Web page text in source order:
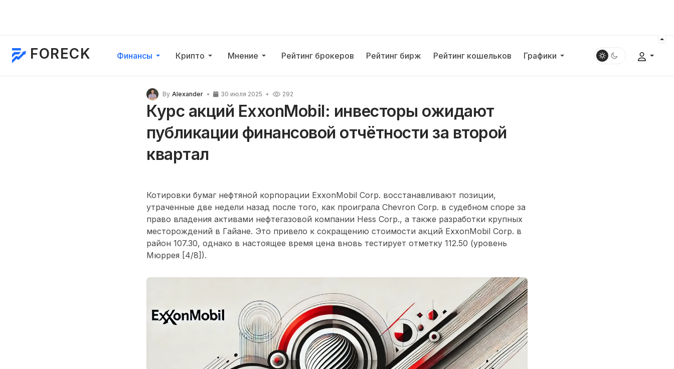
FORECK Финансы Крипто Мнение Рейтинг брокеров Рейтинг бирж Рейтинг кошельков Графики
By Alexander 30 июля 2025 292
Курс акций ExxonMobil: инвесторы ожидают
публикации финансовой отчётности за второй
квартал
Котировки бумаг нефтяной корпорации ExxonMobil Corp. восстанавливают позиции,
утраченные две недели назад после того, как проиграла Chevron Corp. в судебном споре за
право владения активами нефтегазовой компании Hess Corp., а также разработки крупных
месторождений в Гайане. Это привело к сокращению стоимости акций ExxonMobil Corp. в
район 107.30, однако в настоящее время цена вновь тестирует отметку 112.50 (уровень
Мюррея [4/8]).